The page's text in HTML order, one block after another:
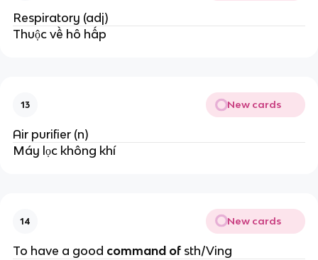
Respiratory (adj)
Thuộc về hô hấp
13 New cards
Air purifier (n)
Máy lọc không khí
14 New cards
To have a good command ofsth/Ving